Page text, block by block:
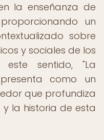
la enseñanza de
un
sobre
y sociales de los
este sentido, "La
como un
que profundiza
la historia de esta